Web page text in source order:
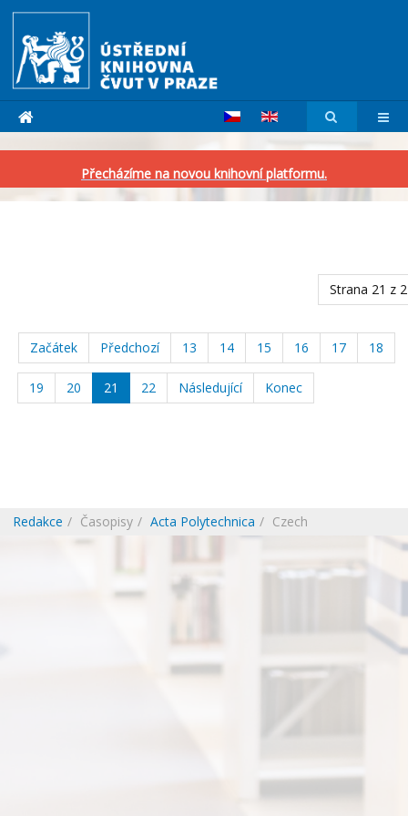
Přecházíme na novou knihovní platformu.
Strana 21 z
Začátek Předchozí 13 14 15 16 17 18
19 20 21 22 Následující Konec
Redakce Časopisy Acta Polytechnica Czech